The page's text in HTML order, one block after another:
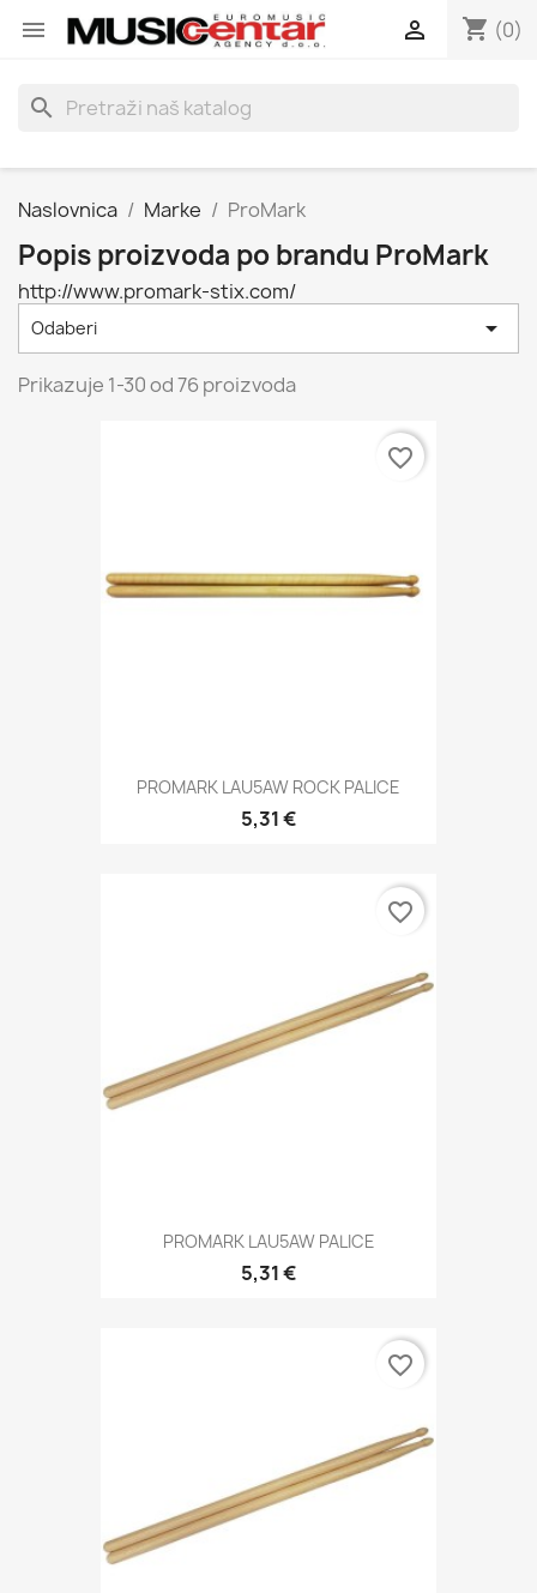
 shopping_cart (0)

search
Naslovnica Marke ProMark
Popis proizvoda po brandu ProMark
http://www.promark-stix.com/
Odaberi 
Prikazuje 1-30 od 76 proizvoda
PROMARK LAU5AW ROCK PALICE
5,31 €
favorite_border
PROMARK LAU5AW PALICE
5,31 €
favorite_border
favorite_border